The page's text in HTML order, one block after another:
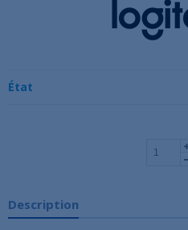
État
Description